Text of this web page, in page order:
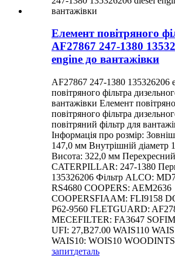
Елемент повітряного
AF27867 247-1380
engine до вантажівки
AF27867 247-1380 135326206
повітряного фільтра
вантажівки Елемент
повітряного фільтра
повітряний фільтр для
Інформація про розмір:
147,0 мм Внутрішній діаметр
Висота: 322,0 мм
CATERPILLAR: 247-1380
135326206 Фільтр ALCO:
RS4680 COOPERS: AEM2636
COOPERSFIAAM: FLI9158
P62-9560 FLETGUARD:
MECEFILTER: FA3647
UFI: 27,B27.00 WAIS110
WAIS10: WOIS10
запитдеталь